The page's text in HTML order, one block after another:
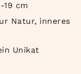
19 cm
Natur, inneres
Unikat